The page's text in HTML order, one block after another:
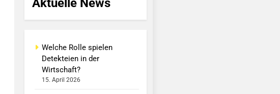
Aktuelle News
Welche Rolle spielen
Detekteien in der
Wirtschaft?
15. April 2026